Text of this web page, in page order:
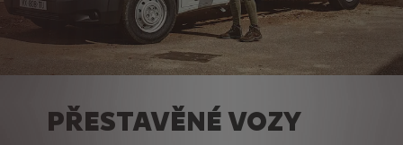
PŘESTAVĚNÉ VOZY